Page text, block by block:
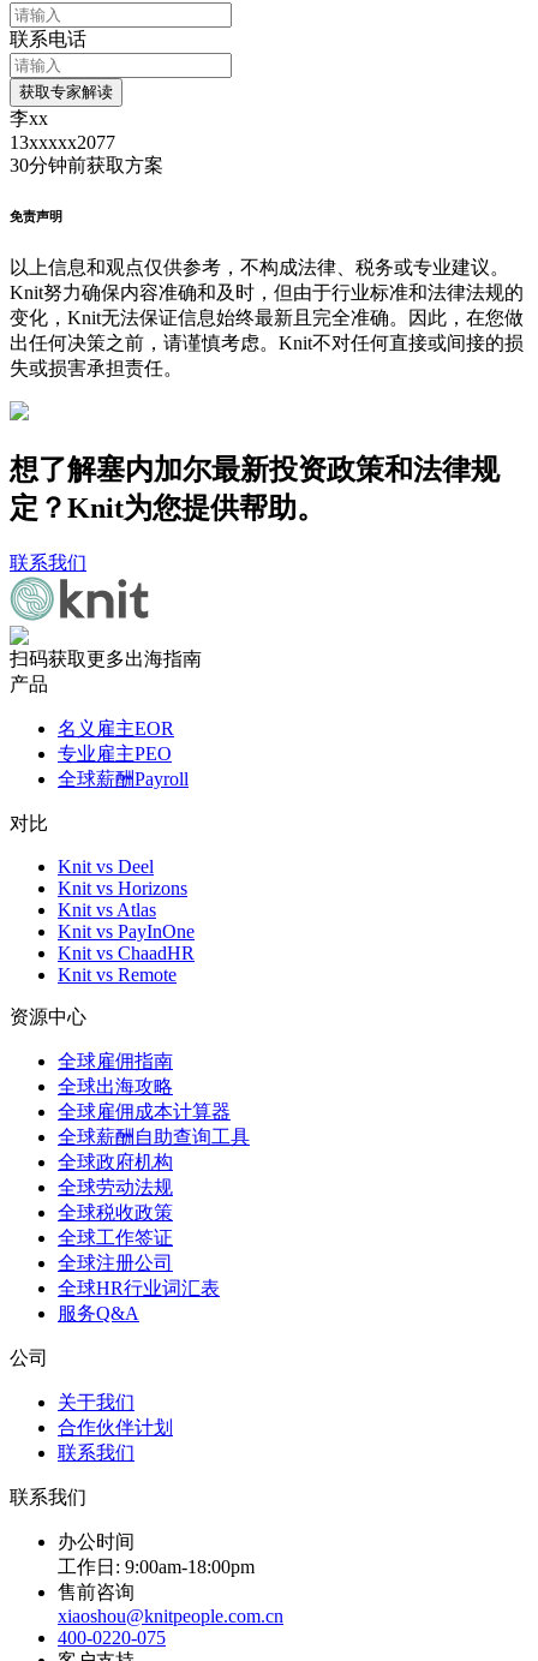
联系电话
获取专家解读
李xx
13xxxxx2077
30分钟前获取方案
免责声明
以上信息和观点仅供参考，不构成法律、税务或专业建议。
Knit努力确保内容准确和及时，但由于行业标准和法律法规的
变化，Knit无法保证信息始终最新且完全准确。因此，在您做
出任何决策之前，请谨慎考虑。Knit不对任何直接或间接的损
失或损害承担责任。
想了解塞内加尔最新投资政策和法律规
定？Knit为您提供帮助。
联系我们
扫码获取更多出海指南
产品
名义雇主EOR
专业雇主PEO
全球薪酬Payroll
对比
Knit vs Deel
Knit vs Horizons
Knit vs Atlas
Knit vs PayInOne
Knit vs ChaadHR
Knit vs Remote
资源中心
全球雇佣指南
全球出海攻略
全球雇佣成本计算器
全球薪酬自助查询工具
全球政府机构
全球劳动法规
全球税收政策
全球工作签证
全球注册公司
全球HR行业词汇表
服务Q&A
公司
关于我们
合作伙伴计划
联系我们
联系我们
办公时间
工作日: 9:00am-18:00pm
售前咨询
xiaoshou@knitpeople.com.cn
400-0220-075